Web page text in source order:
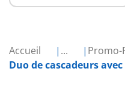
Accueil ...
Promo-
Duo de cascadeurs